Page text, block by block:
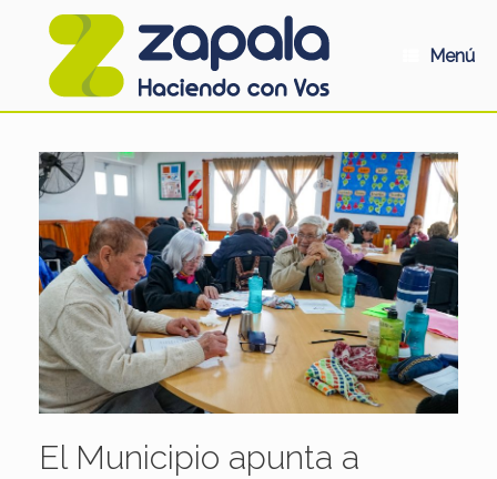
Menú
El Municipio apunta a